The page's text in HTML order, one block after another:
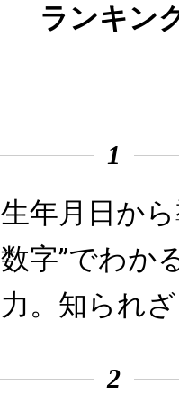
ランキン
1
生年月日か
数字”でわか
力。知られ
2